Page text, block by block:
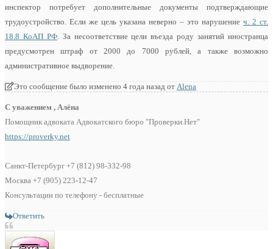
инспектор потребует дополнительные документы подтверждающие
трудоустройство. Если же цель указана неверно – это нарушение ч. 2 ст.
18.8 КоАП РФ. За несоответствие цели въезда роду занятий иностранца
предусмотрен штраф от 2000 до 7000 рублей, а также возможно
административное выдворение.
Это сообщение было изменено 4 года назад от Alena
С уважением , Алёна
Помощник адвоката Адвокатского бюро "Проверки.Нет"
https://proverky.net
Санкт-Петербург +7 (812) 98-332-98
Москва +7 (905) 223-12-47
Консультации по телефону - бесплатные
Ответить